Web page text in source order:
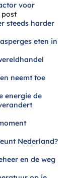
voor
post
steeds harder
eten in
neemt toe
energie de
Nederland?
en de weg